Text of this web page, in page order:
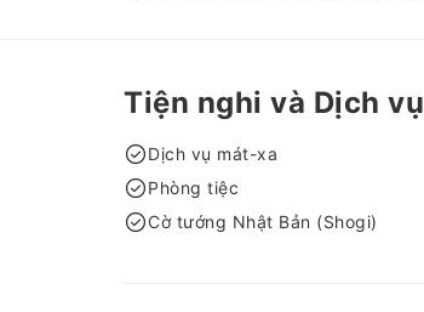
Tiện nghi và Dịch vụ
Dịch vụ mát-xa
Phòng tiệc
Cờ tướng Nhật Bản (Shogi)